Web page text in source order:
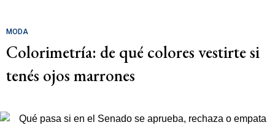
MODA
Colorimetría: de qué colores vestirte si
tenés ojos marrones